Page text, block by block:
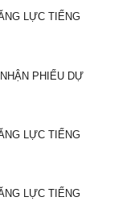
LỰC TIẾNG
PHIẾU DỰ
LỰC TIẾNG
LỰC TIẾNG